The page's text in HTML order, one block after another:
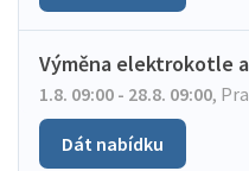
Výměna elektrokotle
1.8. 09:00 - 28.8. 09:00,
Dát nabídku